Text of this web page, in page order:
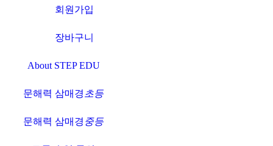
회원가입
장바구니
About STEP EDU
문해력 삼매경 초등
문해력 삼매경 중등